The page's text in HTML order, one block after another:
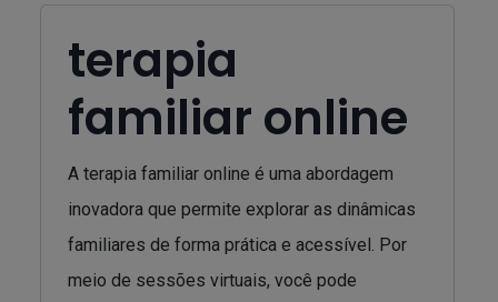
terapia
familiar online
A terapia familiar online é uma abordagem
inovadora que permite explorar as dinâmicas
familiares de forma prática e acessível. Por
meio de sessões virtuais, você pode